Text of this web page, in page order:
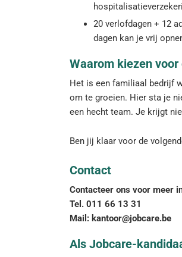
20 verlofdagen + 12
dagen kan je vrij
Waarom kiezen
Het is een familiaal bedrijf
om te groeien. Hier sta je
een hecht team. Je krijgt
Ben jij klaar voor de
Contact
Contacteer ons voor meer
Tel. 011 66 13 31
Mail: kantoor@jobcare.be
Als Jobcare-